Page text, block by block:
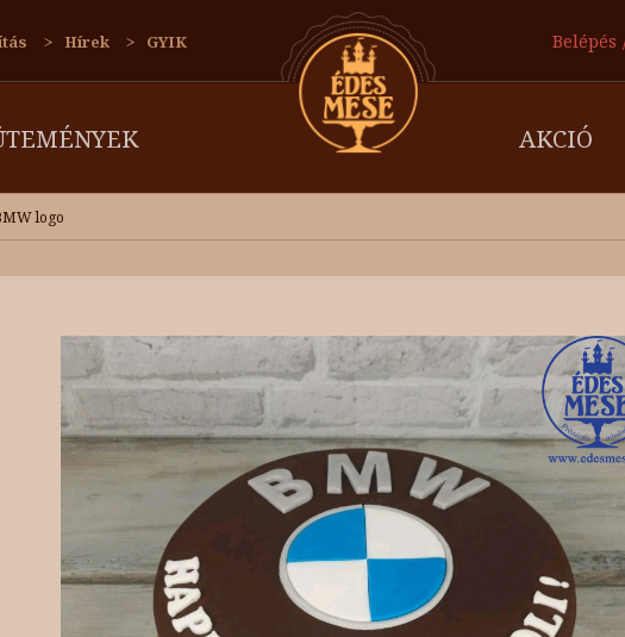
Hírek GYIK Belépés
AKCIÓ
logo